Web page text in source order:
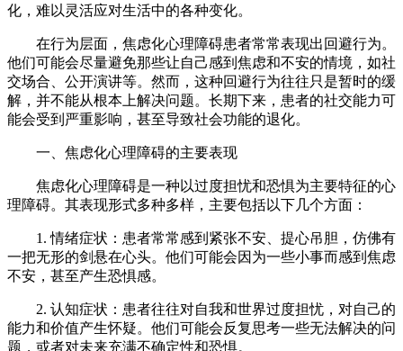
化，难以灵活应对生活中的各种变化。
在行为层面，焦虑化心理障碍患者常常表现出回避行为。
他们可能会尽量避免那些让自己感到焦虑和不安的情境，如社
交场合、公开演讲等。然而，这种回避行为往往只是暂时的缓
解，并不能从根本上解决问题。长期下来，患者的社交能力可
能会受到严重影响，甚至导致社会功能的退化。
一、焦虑化心理障碍的主要表现
焦虑化心理障碍是一种以过度担忧和恐惧为主要特征的心
理障碍。其表现形式多种多样，主要包括以下几个方面：
1. 情绪症状：患者常常感到紧张不安、提心吊胆，仿佛有
一把无形的剑悬在心头。他们可能会因为一些小事而感到焦虑
不安，甚至产生恐惧感。
2. 认知症状：患者往往对自我和世界过度担忧，对自己的
能力和价值产生怀疑。他们可能会反复思考一些无法解决的问
题，或者对未来充满不确定性和恐惧。